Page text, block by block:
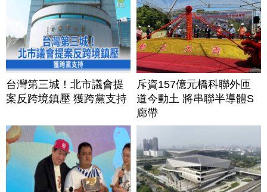
台灣第三城！北市議會提
案反跨境鎮壓 獲跨黨支持
斥資157億元橋科聯外匝
道今動土 將串聯半導體S
廊帶